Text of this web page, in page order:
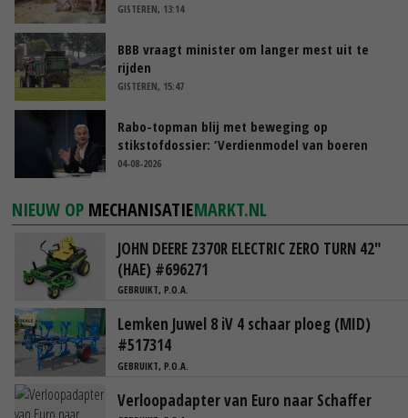
GISTEREN, 13:14
BBB vraagt minister om langer mest uit te
rijden
GISTEREN, 15:47
Rabo-topman blij met beweging op
stikstofdossier: ‘Verdienmodel van boeren
blijft cruciaal’
04-08-2026
NIEUW OP MECHANISATIEMARKT.NL
JOHN DEERE Z370R ELECTRIC ZERO TURN 42"
(HAE) #696271
GEBRUIKT, P.O.A.
Lemken Juwel 8 iV 4 schaar ploeg (MID)
#517314
GEBRUIKT, P.O.A.
Verloopadapter van Euro naar Schaffer